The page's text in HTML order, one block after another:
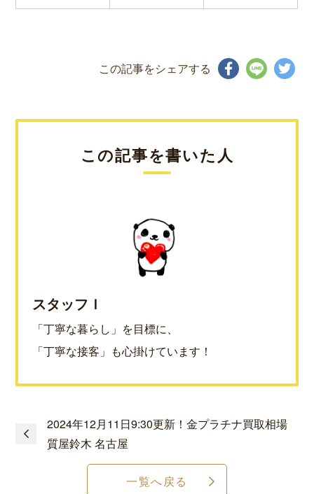
この記事をシェアする
この記事を書いた人
スタッフＩ
「丁寧な暮らし」を目標に、
「丁寧な接客」も心掛けています！
2024年12月11日9:30更新！金プラチナ買取相場
質屋鈴木 名古屋
一覧へ戻る